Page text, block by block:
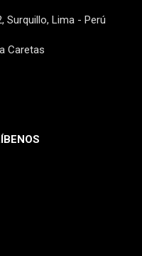
Surquillo, Lima - Perú
Caretas